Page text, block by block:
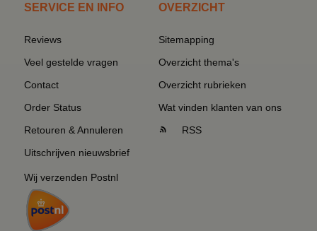
SERVICE EN INFO
Reviews
Veel gestelde vragen
Contact
Order Status
Retouren & Annuleren
Uitschrijven nieuwsbrief
Wij verzenden Postnl
OVERZICHT
Sitemapping
Overzicht thema's
Overzicht rubrieken
Wat vinden klanten van ons
RSS